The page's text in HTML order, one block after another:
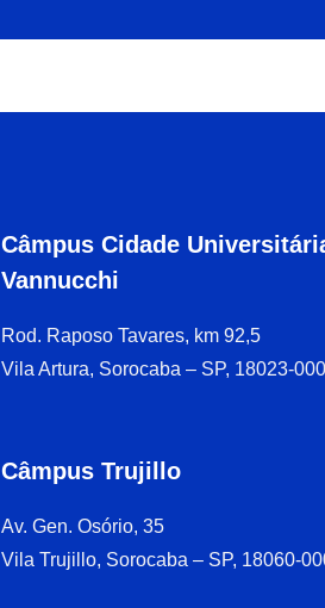
Câmpus Cidade
Vannucchi
Rod. Raposo Tavares, km 92,5
Vila Artura, Sorocaba – SP, 18023-000
Câmpus Trujillo
Av. Gen. Osório, 35
Vila Trujillo, Sorocaba – SP, 18060-